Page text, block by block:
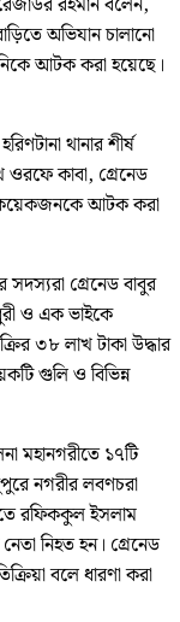
অভিযান চালানো
আটক করা হয়েছে।
থানার শীর্ষ
ওরফে কাবা, গ্রেনেড
আটক করা
গ্রেনেড বাবুর
ও এক ভাইকে
৩৮ লাখ টাকা উদ্ধার
গুলি ও বিভিন্ন
মহানগরীতে ১৭টি
নগরীর লবণচরা
রফিককুল ইসলাম
নিহত হন। গ্রেনেড
বলে ধারণা করা